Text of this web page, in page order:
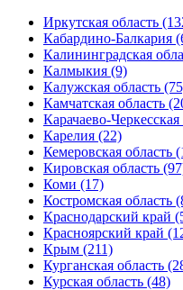
Иркутская область
Кабардино-Балкария
Калининградская
Калмыкия (9)
Калужская область
Камчатская область
Карачаево-
Карелия (22)
Кемеровская область
Кировская область
Коми (17)
Костромская область
Краснодарский край
Красноярский край
Крым (211)
Курганская область
Курская область (48)